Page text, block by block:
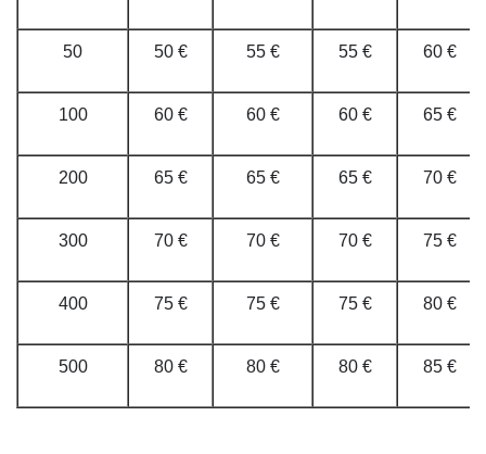
50 50 € 55 € 55 € 60 €
100 60 € 60 € 60 € 65 €
200 65 € 65 € 65 € 70 €
300 70 € 70 € 70 € 75 €
400 75 € 75 € 75 € 80 €
500 80 € 80 € 80 € 85 €